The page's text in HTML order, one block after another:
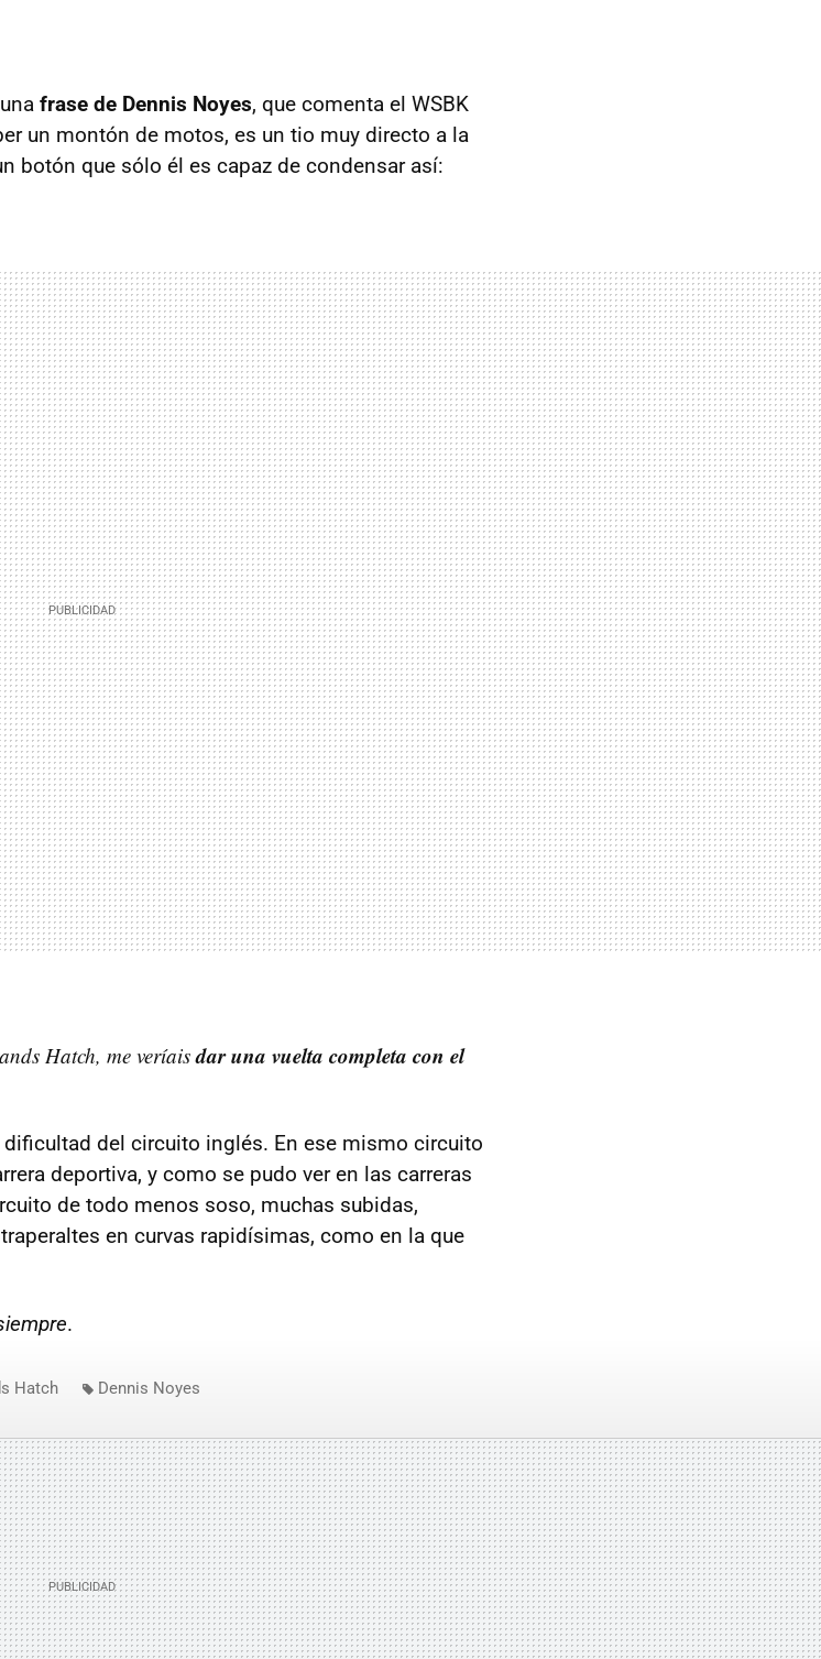
frase de Dennis Noyes, que comenta el WSBK
un montón de motos, es un tio muy directo a la
botón que sólo él es capaz de condensar así:
Hatch, me veríaisdar una vuelta completa con el
del circuito inglés. En ese mismo circuito
deportiva, y como se pudo ver en las carreras
de todo menos soso, muchas subidas,
en curvas rapidísimas, como en la que
.
Hatch Dennis Noyes